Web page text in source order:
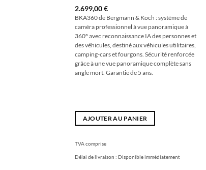
2.699,00€
BKA360 de Bergmann & Koch : système de
caméra professionnel à vue panoramique à
360° avec reconnaissance IA des personnes et
des véhicules, destiné aux véhicules utilitaires,
camping-cars et fourgons. Sécurité renforcée
grâce à une vue panoramique complète sans
angle mort. Garantie de 5 ans.
AJOUTER AU PANIER
TVA comprise
Délai de livraison : Disponible immédiatement